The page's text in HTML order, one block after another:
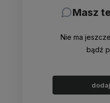
Masz
Nie ma
bądź